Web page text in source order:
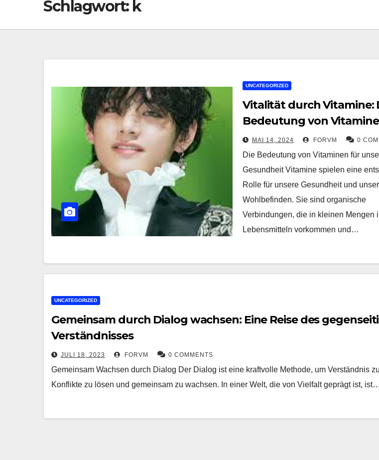
Schlagwort: k
UNCATEGORIZED
Vitalität durch Vitamine:
Bedeutung von
unsere Gesundheit
MAI 14, 2024 FORVM 0
Die Bedeutung von Vitaminen für
Gesundheit Vitamine spielen eine
Rolle für unsere Gesundheit und unser
Wohlbefinden. Sie sind organische
Verbindungen, die in kleinen Mengen
Lebensmitteln vorkommen und…
UNCATEGORIZED
Gemeinsam durch Dialog wachsen: Eine Reise des
Verständnisses
JULI 18, 2023 FORVM 0 COMMENTS
Gemeinsam Wachsen durch Dialog Der Dialog ist eine kraftvolle Methode, um Verständnis
Konflikte zu lösen und gemeinsam zu wachsen. In einer Welt, die von Vielfalt geprägt ist, ist…